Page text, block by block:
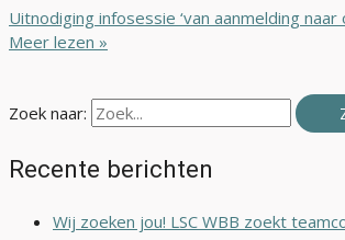
Uitnodiging infosessie ‘van aanmelding naar
Meer lezen »
Zoek naar:
Recente berichten
Wij zoeken jou! LSC WBB zoekt